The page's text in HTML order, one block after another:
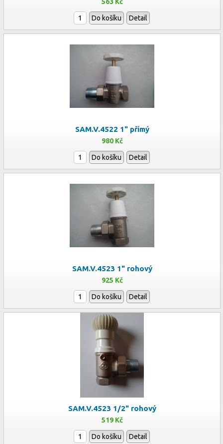
Do košíku Detail
SAM.V.4522 1" přímý
980 Kč
Do košíku Detail
SAM.V.4523 1" rohový
925 Kč
Do košíku Detail
SAM.V.4523 1/2" rohový
519 Kč
Do košíku Detail